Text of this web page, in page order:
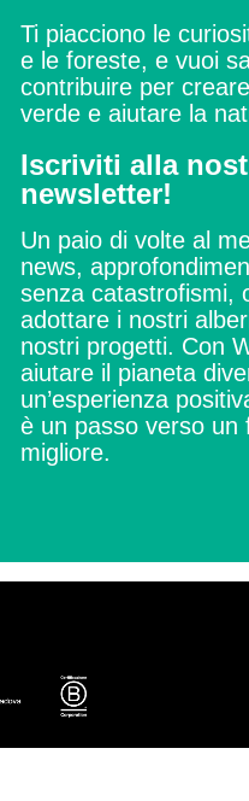
Ti piacciono le
e le foreste, e vuoi
contribuire per
verde e aiutare la
Iscriviti alla
newsletter!
Un paio di volte al
news,
senza catastrofismi,
adottare i nostri
nostri progetti. Con
aiutare il pianeta
un’esperienza
è un passo verso un
migliore.